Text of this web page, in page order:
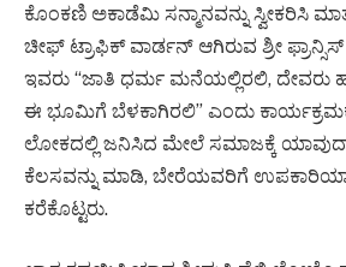
ಕೊಂಕಣಿ ಅಕಾಡೆಮಿ ಸನ್ಮಾನವನ್ನು ಸ್ವೀಕರಿಸಿ
ಚೀಫ್ ಟ್ರಾಫಿಕ್ ವಾರ್ಡನ್ ಆಗಿರುವ ಶ್ರೀ
ಇವರು “ಜಾತಿ ಧರ್ಮ ಮನೆಯಲ್ಲಿರಲಿ, ದೇವರು
ಈ ಭೂಮಿಗೆ ಬೆಳಕಾಗಿರಲಿ” ಎಂದು
ಲೋಕದಲ್ಲಿ ಜನಿಸಿದ ಮೇಲೆ ಸಮಾಜಕ್ಕೆ
ಕೆಲಸವನ್ನು ಮಾಡಿ, ಬೇರೆಯವರಿಗೆ
ಕರೆಕೊಟ್ಟರು.